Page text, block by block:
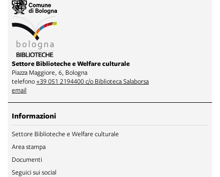
Settore Biblioteche e Welfare culturale
Piazza Maggiore, 6, Bologna
telefono+39 051 2194400 c/o Biblioteca Salaborsa
email
Informazioni
Settore Biblioteche e Welfare culturale
Area stampa
Documenti
Seguici sui social